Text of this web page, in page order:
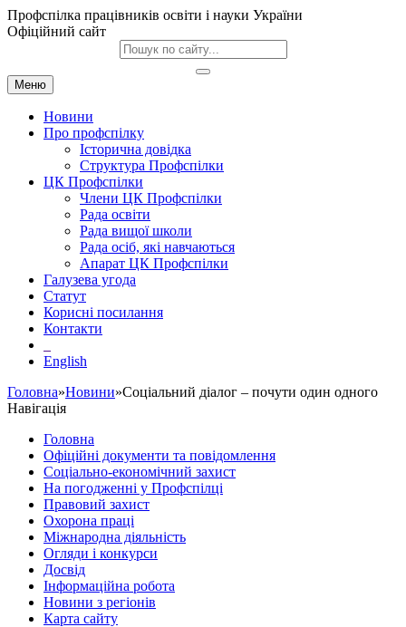
Профспілка працівників освіти і науки України
Офіційний сайт
Меню
Новини
Про профспілку
Історична довідка
Структура Профспілки
ЦК Профспілки
Члени ЦК Профспілки
Рада освіти
Рада вищої школи
Рада осіб, які навчаються
Апарат ЦК Профспілки
Галузева угода
Статут
Корисні посилання
Контакти
English
Головна»Новини»Соціальний діалог – почути один одного
Навігація
Головна
Офіційні документи та повідомлення
Соціально-економічний захист
На погодженні у Профспілці
Правовий захист
Охорона праці
Міжнародна діяльність
Огляди і конкурси
Досвід
Інформаційна робота
Новини з регіонів
Карта сайту